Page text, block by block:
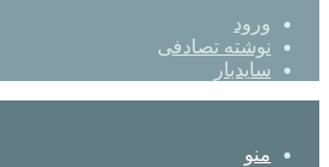
ورود
نوشته تصادفی
سایدبار
منو